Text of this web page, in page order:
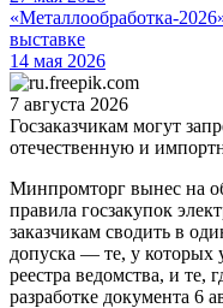
«Металлообработка-
выставке
14 мая 2026
7 августа 2026
Госзаказчикам могут
отечественную и
Минпромторг вынес на
правила госзакупок
заказчикам сводить в
допуска — те, у которых
реестра ведомства, и те,
разработке документа 6